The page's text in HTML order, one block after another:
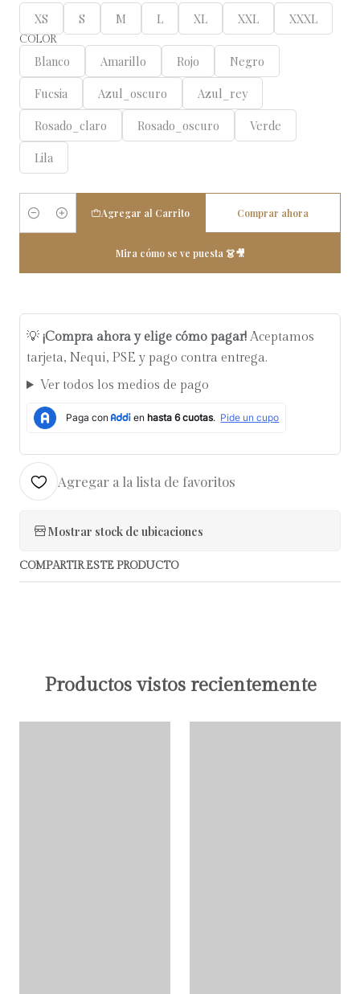
XS S M L XL XXL XXXL
COLOR
Blanco Amarillo Rojo
Negro
Fucsia
Azul_oscuro
Azul_rey
Rosado_claro
Rosado_oscuro
Verde
Lila
Cantidad
Agregar al Carrito Comprar ahora
Mira cómo se ve puesta 👗🎥
💡 ¡Compra ahora y elige cómo pagar! Aceptamos
tarjeta, Nequi, PSE y pago contra entrega.
Ver todos los medios de pago
Agregar a la lista de favoritos
Mostrar stock de ubicaciones
COMPARTIR ESTE PRODUCTO
Productos vistos recientemente